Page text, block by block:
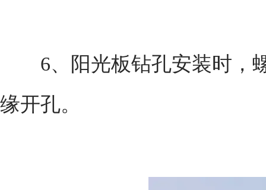
6、阳光板钻孔安装时，螺
缘开孔。